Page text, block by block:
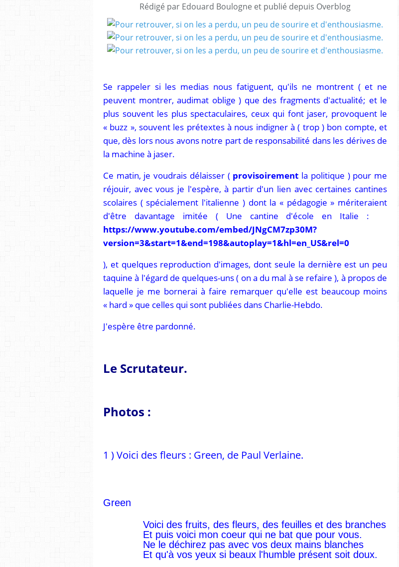
Rédigé par Edouard Boulogne et publié depuis Overblog
Se rappeler si les medias nous fatiguent, qu'ils ne montrent ( et ne
peuvent montrer, audimat oblige ) que des fragments d'actualité; et le
plus souvent les plus spectaculaires, ceux qui font jaser, provoquent le
« buzz », souvent les prétextes à nous indigner à ( trop ) bon compte, et
que, dès lors nous avons notre part de responsabilité dans les dérives de
la machine à jaser.
Ce matin, je voudrais délaisser ( provisoirement la politique ) pour me
réjouir, avec vous je l'espère, à partir d'un lien avec certaines cantines
scolaires ( spécialement l'italienne ) dont la « pédagogie » mériteraient
d'être davantage imitée ( Une cantine d'école en Italie :
https://www.youtube.com/embed/JNgCM7zp30M?
version=3&start=1&end=198&autoplay=1&hl=en_US&rel=0
), et quelques reproduction d'images, dont seule la dernière est un peu
taquine à l'égard de quelques-uns ( on a du mal à se refaire ), à propos de
laquelle je me bornerai à faire remarquer qu'elle est beaucoup moins
« hard » que celles qui sont publiées dans Charlie-Hebdo.
J'espère être pardonné.
Le Scrutateur.
Photos :
1 ) Voici des fleurs : Green, de Paul Verlaine.
Green
Voici des fruits, des fleurs, des feuilles et des branches
Et puis voici mon coeur qui ne bat que pour vous.
Ne le déchirez pas avec vos deux mains blanches
Et qu'à vos yeux si beaux l'humble présent soit doux.